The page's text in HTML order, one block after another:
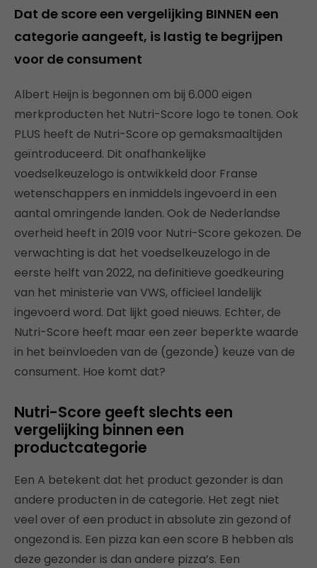
Dat de score een vergelijking BINNEN een
categorie aangeeft, is lastig te begrijpen
voor de consument
Albert Heijn is begonnen om bij 6.000 eigen
merkproducten het Nutri-Score logo te tonen. Ook
PLUS heeft de Nutri-Score op gemaksmaaltijden
geïntroduceerd. Dit onafhankelijke
voedselkeuzelogo is ontwikkeld door Franse
wetenschappers en inmiddels ingevoerd in een
aantal omringende landen. Ook de Nederlandse
overheid heeft in 2019 voor Nutri-Score gekozen. De
verwachting is dat het voedselkeuzelogo in de
eerste helft van 2022, na definitieve goedkeuring
van het ministerie van VWS, officieel landelijk
ingevoerd word. Dat lijkt goed nieuws. Echter, de
Nutri-Score heeft maar een zeer beperkte waarde
in het beïnvloeden van de (gezonde) keuze van de
consument. Hoe komt dat?
Nutri-Score geeft slechts een
vergelijking binnen een
productcategorie
Een A betekent dat het product gezonder is dan
andere producten in de categorie. Het zegt niet
veel over of een product in absolute zin gezond of
ongezond is. Een pizza kan een score B hebben als
deze gezonder is dan andere pizza’s. Een